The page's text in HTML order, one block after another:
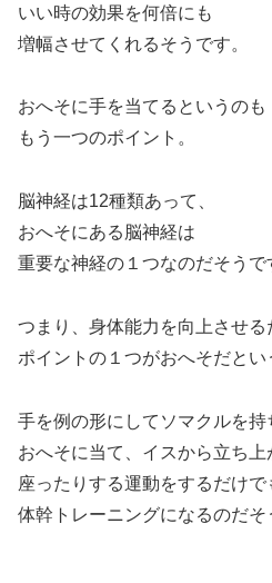
いい時の効果を何倍にも
増幅させてくれるそうです。
おへそに手を当てるというのも
もう一つのポイント。
脳神経は12種類あって、
おへそにある脳神経は
重要な神経の１つなのだそうで
つまり、身体能力を向上させる
ポイントの１つがおへそだとい
手を例の形にしてソマクルを持
おへそに当て、イスから立ち上
座ったりする運動をするだけで
体幹トレーニングになるのだそ